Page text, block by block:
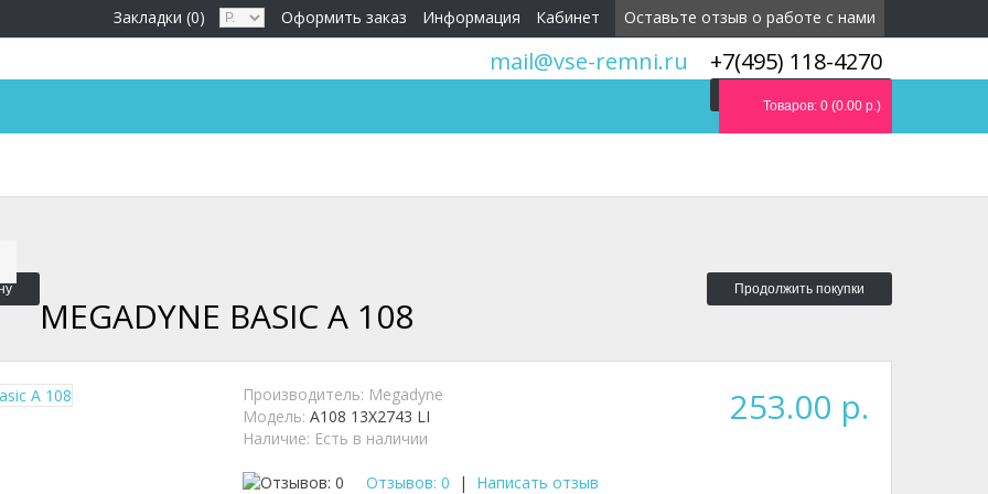
Оставьте отзыв о работе с нами
Кабинет
Информация
Оформить заказ
Закладки (0)
+7(495) 118-4270
mail@vse-remni.ru
Товаров: 0 (0.00 р.)
Продолжить покупки
MEGADYNE BASIC A 108
253.00 р.
Производитель: Megadyne
Модель: A108 13X2743 LI
Наличие: Есть в наличии
Отзывов: 0 | Написать отзыв